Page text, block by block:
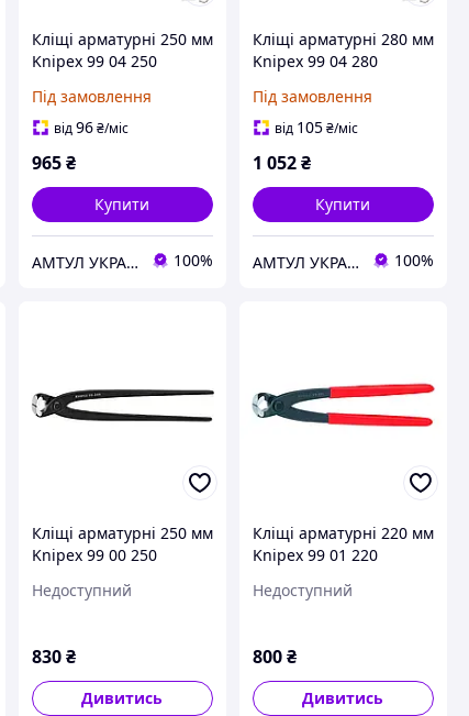
Кліщі арматурні 250 мм
Knipex 99 04 250
Під замовлення
від96 ₴/міс
965 ₴
Купити
АМТУЛ УКРАЇНА 100%
Кліщі арматурні 280 мм
Knipex 99 04 280
Під замовлення
від 105₴/міс
1 052₴
Купити
АМТУЛ УКРАЇНА 100%
Кліщі арматурні 250 мм
Knipex 99 00 250
Недоступний
830 ₴
Дивитись
Кліщі арматурні 220 мм
Knipex 99 01 220
Недоступний
800₴
Дивитись